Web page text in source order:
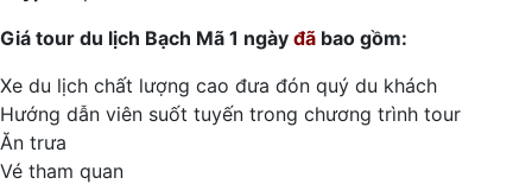
Giá tour du lịch Bạch Mã 1 ngày đã bao gồm:
Xe du lịch chất lượng cao đưa đón quý du khách
Hướng dẫn viên suốt tuyến trong chương trình tour
Ăn trưa
Vé tham quan